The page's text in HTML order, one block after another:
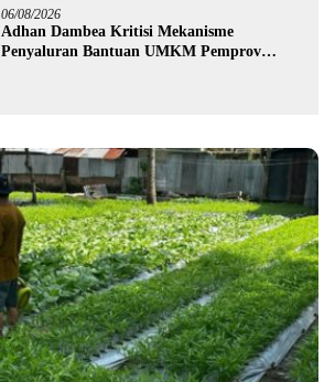
06/08/2026
Adhan Dambea Kritisi Mekanisme
Penyaluran Bantuan UMKM Pemprov